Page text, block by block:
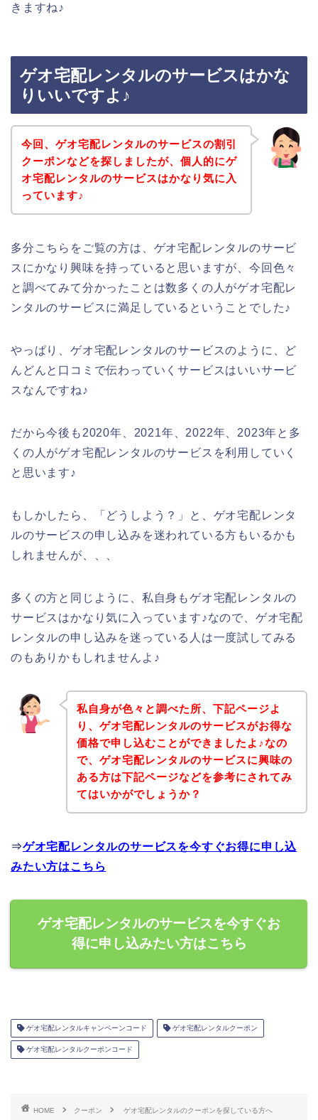
きますね♪
ゲオ宅配レンタルのサービスはかな
りいいですよ♪
今回、ゲオ宅配レンタルのサービスの割引
クーポンなどを探しましたが、個人的にゲ
オ宅配レンタルのサービスはかなり気に入
っています♪
多分こちらをご覧の方は、ゲオ宅配レンタルのサービ
スにかなり興味を持っていると思いますが、今回色々
と調べてみて分かったことは数多くの人がゲオ宅配レ
ンタルのサービスに満足しているということでした♪
やっぱり、ゲオ宅配レンタルのサービスのように、ど
んどんと口コミで伝わっていくサービスはいいサービ
スなんですね♪
だから今後も2020年、2021年、2022年、2023年と多
くの人がゲオ宅配レンタルのサービスを利用していく
と思います♪
もしかしたら、「どうしよう？」と、ゲオ宅配レンタ
ルのサービスの申し込みを迷われている方もいるかも
しれませんが、、、
多くの方と同じように、私自身もゲオ宅配レンタルの
サービスはかなり気に入っています♪なので、ゲオ宅配
レンタルの申し込みを迷っている人は一度試してみる
のもありかもしれませんよ♪
私自身が色々と調べた所、下記ページよ
り、ゲオ宅配レンタルのサービスがお得な
価格で申し込むことができましたよ♪なの
で、ゲオ宅配レンタルのサービスに興味の
ある方は下記ページなどを参考にされてみ
てはいかがでしょうか？
⇒ゲオ宅配レンタルのサービスを今すぐお得に申し込
みたい方はこちら
ゲオ宅配レンタルのサービスを今すぐお
得に申し込みたい方はこちら
ゲオ宅配レンタルキャンペーンコード ゲオ宅配レンタルクーポン
ゲオ宅配レンタルクーポンコード
HOME クーポン ゲオ宅配レンタルのクーポンを探している方へ